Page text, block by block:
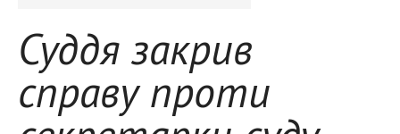
Суддя закрив
справу проти